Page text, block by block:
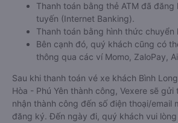
Thanh toán bằng thẻ ATM đã
tuyến (Internet Banking).
Thanh toán bằng hình thức chuyển
Bên cạnh đó, quý khách cũng có
thông qua các ví Momo, ZaloPay,
Sau khi thanh toán vé xe khách Bình
Hòa - Phú Yên thành công, Vexere sẽ gửi
nhận thành công đến số điện thoại/email
đăng ký. Đến ngày đi, quý khách vui